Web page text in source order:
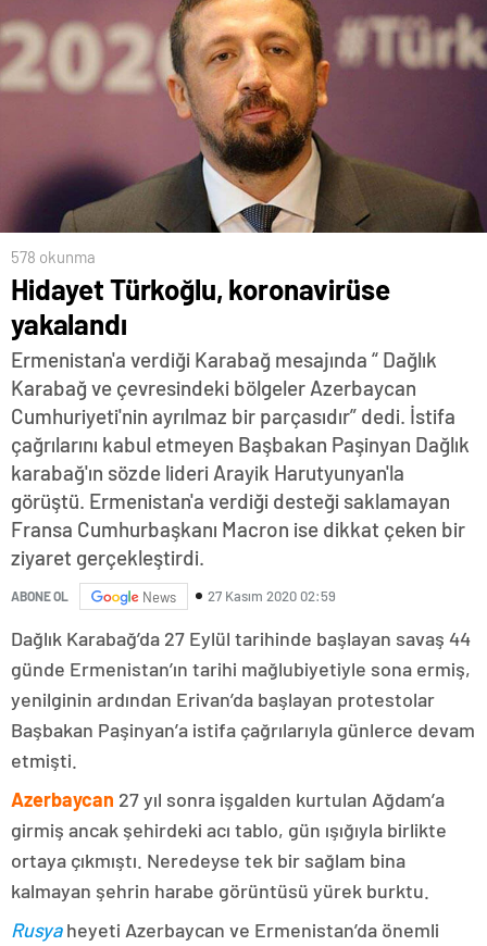
578 okunma
Hidayet Türkoğlu, koronavirüse
yakalandı
Ermenistan'a verdiği Karabağ mesajında “ Dağlık
Karabağ ve çevresindeki bölgeler Azerbaycan
Cumhuriyeti'nin ayrılmaz bir parçasıdır” dedi. İstifa
çağrılarını kabul etmeyen Başbakan Paşinyan Dağlık
karabağ'ın sözde lideri Arayik Harutyunyan'la
görüştü. Ermenistan'a verdiği desteği saklamayan
Fransa Cumhurbaşkanı Macron ise dikkat çeken bir
ziyaret gerçekleştirdi.
ABONE OL News 27 Kasım 2020 02:59
Dağlık Karabağ’da 27 Eylül tarihinde başlayan savaş 44
günde Ermenistan’ın tarihi mağlubiyetiyle sona ermiş,
yenilginin ardından Erivan’da başlayan protestolar
Başbakan Paşinyan’a istifa çağrılarıyla günlerce devam
etmişti.
Azerbaycan 27 yıl sonra işgalden kurtulan Ağdam’a
girmiş ancak şehirdeki acı tablo, gün ışığıyla birlikte
ortaya çıkmıştı. Neredeyse tek bir sağlam bina
kalmayan şehrin harabe görüntüsü yürek burktu.
Rusyaheyeti Azerbaycan ve Ermenistan’da önemli